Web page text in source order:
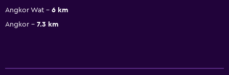
Angkor Wat
6 km
Angkor
7.3 km